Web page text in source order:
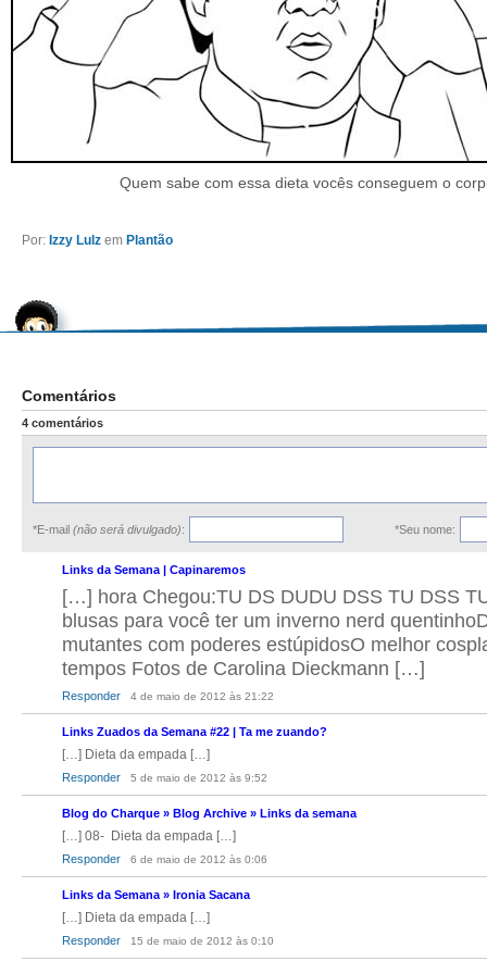
Quem sabe com essa dieta vocês conseguem o
Por: Izzy Lulz em Plantão
Comentários
4 comentários
*E-mail (não será divulgado): *Seu nome:
Links da Semana | Capinaremos
4 de maio de 2012 às 21:22
[…] hora Chegou:TU DS DUDU DSS TU DSS
blusas para você ter um inverno nerd
mutantes com poderes estúpidosO melhor
tempos Fotos de Carolina Dieckmann […]
Responder
Links Zuados da Semana #22 | Ta me zuando?
5 de maio de 2012 às 9:52
[…] Dieta da empada […]
Responder
Blog do Charque » Blog Archive » Links da semana
6 de maio de 2012 às 0:06
[…] 08- Dieta da empada […]
Responder
Links da Semana » Ironia Sacana
15 de maio de 2012 às 0:10
[…] Dieta da empada […]
Responder